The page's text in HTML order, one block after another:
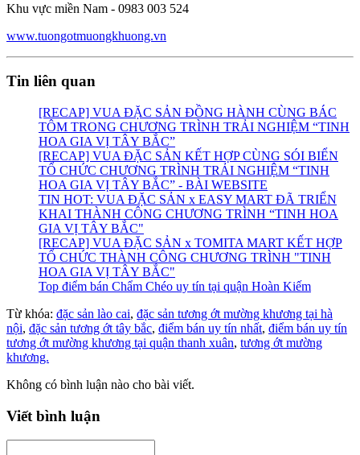
Khu vực miền Nam - 0983 003 524
www.tuongotmuongkhuong.vn
Tin liên quan
[RECAP] VUA ĐẶC SẢN ĐỒNG HÀNH CÙNG BÁC
TÔM TRONG CHƯƠNG TRÌNH TRẢI NGHIỆM “TINH
HOA GIA VỊ TÂY BẮC”
[RECAP] VUA ĐẶC SẢN KẾT HỢP CÙNG SÓI BIỂN
TỔ CHỨC CHƯƠNG TRÌNH TRẢI NGHIỆM “TINH
HOA GIA VỊ TÂY BẮC” - BÀI WEBSITE
TIN HOT: VUA ĐẶC SẢN x EASY MART ĐÃ TRIỂN
KHAI THÀNH CÔNG CHƯƠNG TRÌNH “TINH HOA
GIA VỊ TÂY BẮC"
[RECAP] VUA ĐẶC SẢN x TOMITA MART KẾT HỢP
TỔ CHỨC THÀNH CÔNG CHƯƠNG TRÌNH "TINH
HOA GIA VỊ TÂY BẮC"
Top điểm bán Chẩm Chéo uy tín tại quận Hoàn Kiếm
Từ khóa: đặc sản lào cai, đặc sản tương ớt mường khương tại hà
nội, đặc sản tương ớt tây bắc, điểm bán uy tín nhất, điểm bán uy tín
tương ớt mường khương tại quận thanh xuân, tương ớt mường
khương.
Không có bình luận nào cho bài viết.
Viết bình luận